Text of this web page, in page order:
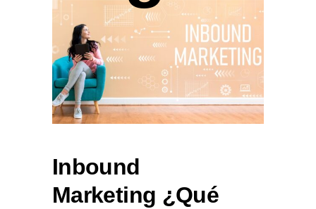
Inbound
Marketing ¿Qué